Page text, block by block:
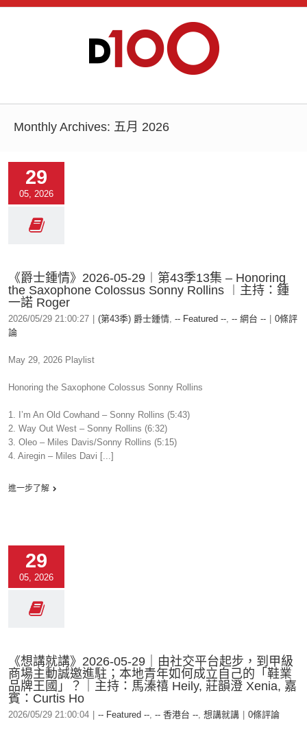
Monthly Archives: 五月 2026
29
05, 2026
《爵士鍾情》2026-05-29︱第43季13集 – Honoring
the Saxophone Colossus Sonny Rollins ︱主持：鍾
一諾 Roger
2026/05/29 21:00:27 (第43季) 爵士鍾情, -- Featured --, -- 網台 --
0條評
論
May 29, 2026 Playlist
Honoring the Saxophone Colossus Sonny Rollins
1. I’m An Old Cowhand – Sonny Rollins (5:43)
2. Way Out West – Sonny Rollins (6:32)
3. Oleo – Miles Davis/Sonny Rollins (5:15)
4. Airegin – Miles Davi [...]
進一步了解
29
05, 2026
《想講就講》2026-05-29｜由社交平台起步，到甲級
商場主動誠邀進駐；本地青年如何成立自己的「鞋業
品牌王國」？｜主持：馬溱禧 Heily, 莊韻澄 Xenia, 嘉
賓：Curtis Ho
2026/05/29 21:00:04 -- Featured --, -- 香港台 --, 想講就講 0條評論